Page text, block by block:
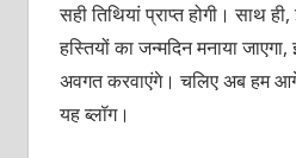
सही तिथियां प्राप्त होगी। साथ
हस्तियों का जन्मदिन मनाया
अवगत करवाएंगे। चलिए अब हम
यह ब्लॉग।